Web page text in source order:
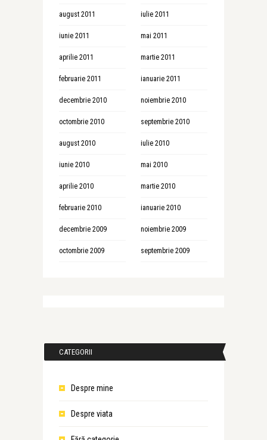
august 2011 iulie 2011
iunie 2011 mai 2011
aprilie 2011 martie 2011
februarie 2011 ianuarie 2011
decembrie 2010 noiembrie 2010
octombrie 2010 septembrie 2010
august 2010 iulie 2010
iunie 2010 mai 2010
aprilie 2010 martie 2010
februarie 2010 ianuarie 2010
decembrie 2009 noiembrie 2009
octombrie 2009 septembrie 2009
CATEGORII
Despre mine
Despre viata